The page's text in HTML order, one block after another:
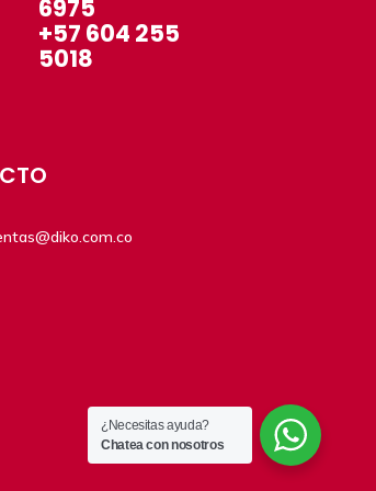
6975
+57 604 255
5018
¿Necesitas ayuda?
Chatea con nosotros